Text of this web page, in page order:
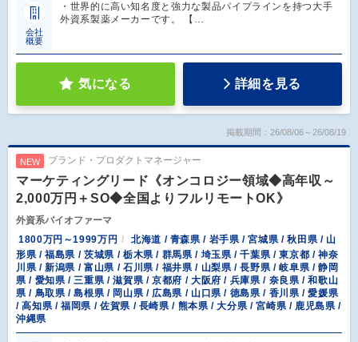
会社
概要
・世界的に高い知名度と強力な製品パイプラインを持つ大手
外資系製薬メーカーです。 【…
気になる 詳細を見る
掲載期間：26/08/06～26/08/19
NEW ブランド・プロダクトマネージャー
マーケティングリード《オンコロジー領域◆高年収～
2,000万円＋SO◆全国よりフルリモートOK》
外資系バイオファーマ
1800万円～1999万円
北海道 / 青森県 / 岩手県 / 宮城県 / 秋田県 / 山
形県 / 福島県 / 茨城県 / 栃木県 / 群馬県 / 埼玉県 / 千葉県 / 東京都 / 神奈
川県 / 新潟県 / 富山県 / 石川県 / 福井県 / 山梨県 / 長野県 / 岐阜県 / 静岡
県 / 愛知県 / 三重県 / 滋賀県 / 京都府 / 大阪府 / 兵庫県 / 奈良県 / 和歌山
県 / 鳥取県 / 島根県 / 岡山県 / 広島県 / 山口県 / 徳島県 / 香川県 / 愛媛県
/ 高知県 / 福岡県 / 佐賀県 / 長崎県 / 熊本県 / 大分県 / 宮崎県 / 鹿児島県 /
沖縄県